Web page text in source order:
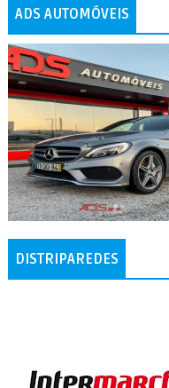
ADS AUTOMÓVEIS
DISTRIPAREDES